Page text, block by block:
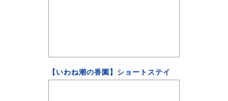
【いわね潮の香園】ショートステイ